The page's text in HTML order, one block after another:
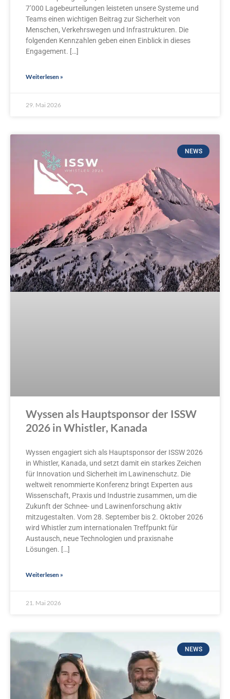
7’000 Lagebeurteilungen leisteten unsere Systeme und
Teams einen wichtigen Beitrag zur Sicherheit von
Menschen, Verkehrswegen und Infrastrukturen. Die
folgenden Kennzahlen geben einen Einblick in dieses
Engagement. […]
Weiterlesen »
29. Mai 2026
NEWS
Wyssen als Hauptsponsor der ISSW
2026 in Whistler, Kanada
Wyssen engagiert sich als Hauptsponsor der ISSW 2026
in Whistler, Kanada, und setzt damit ein starkes Zeichen
für Innovation und Sicherheit im Lawinenschutz. Die
weltweit renommierte Konferenz bringt Experten aus
Wissenschaft, Praxis und Industrie zusammen, um die
Zukunft der Schnee- und Lawinenforschung aktiv
mitzugestalten. Vom 28. September bis 2. Oktober 2026
wird Whistler zum internationalen Treffpunkt für
Austausch, neue Technologien und praxisnahe
Lösungen. […]
Weiterlesen »
21. Mai 2026
NEWS